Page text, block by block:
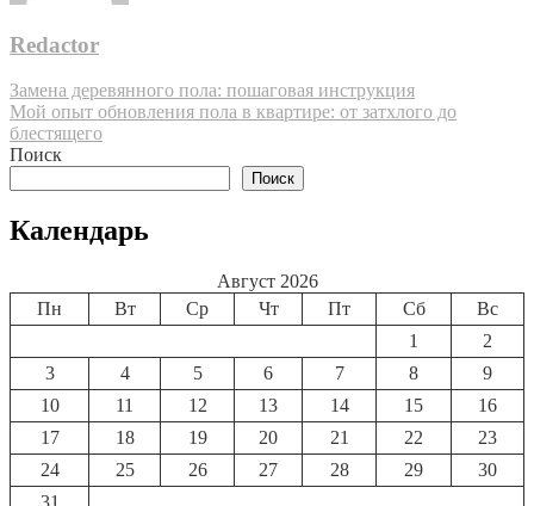
Redactor
Навигация
по
записям
Замена деревянного пола: пошаговая инструкция
Мой опыт обновления пола в квартире: от затхлого до
блестящего
Поиск
Поиск
Календарь
Август 2026
Пн
Вт Ср Чт Пт Сб
Вс
1
2
3
4 5 6 7 8
9
10
11 12 13 14 15
16
17
18 19 20 21 22
23
24
25 26 27 28 29
30
31